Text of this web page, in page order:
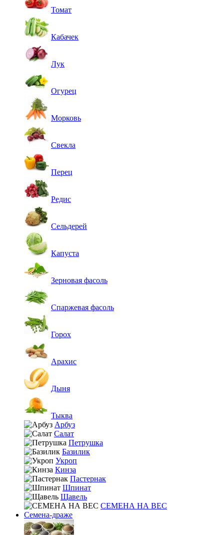
Томат
Кабачек
Лук
Огурец
Морковь
Свекла
Перец
Редис
Сельдерей
Капуста
Зерновая фасоль
Спаржевая фасоль
Горох
Арахис
Дыня
Тыква
Арбуз
Салат
Петрушка
Базилик
Укроп
Кинза
Пастернак
Шпинат
Щавель
СЕМЕНА НА ВЕС
Семена-драже